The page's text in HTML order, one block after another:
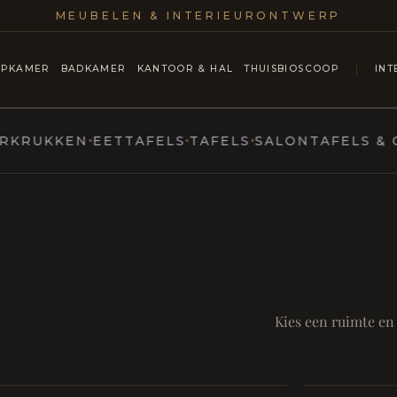
MEUBELEN & INTERIEURONTWERP
BADKAMER KANTOOR & HAL THUISBIOSCOOP
EETTAFELS TAFELS SALONTAFELS &
Kies een ruimte